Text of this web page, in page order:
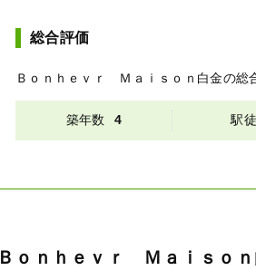
総合評価
Ｂｏｎｈｅｖｒ Ｍａｉｓｏｎ白金の総
築年数 4 駅
Ｂｏｎｈｅｖｒ Ｍａｉｓｏ